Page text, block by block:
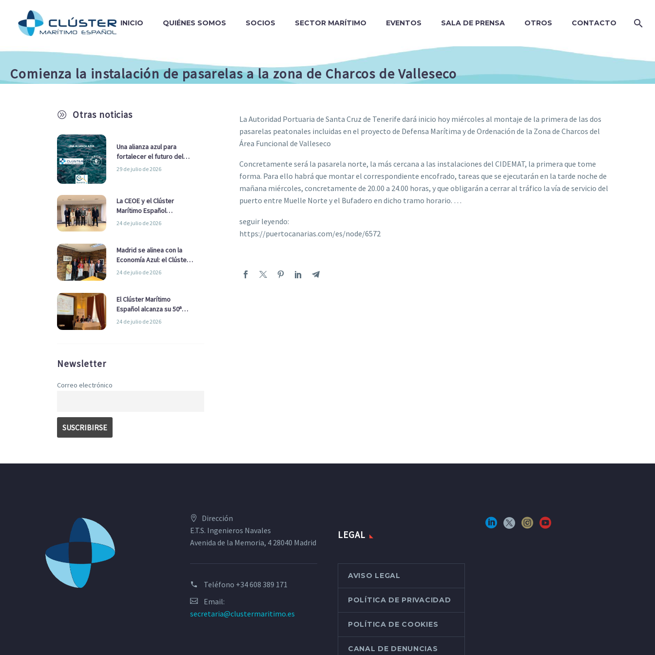
INICIO QUIÉNES SOMOS SOCIOS SECTOR MARÍTIMO EVENTOS SALA DE PRENSA OTROS CONTACTO
Comienza la instalación de pasarelas a la zona de Charcos de Valleseco
A Otras noticias
Una alianza azul para
fortalecer el futuro del
sector marítimo
29 de julio de 2026
La CEOE y el Clúster
Marítimo Español
refuerzan su alianza para
24 de julio de 2026
Madrid se alinea con la
Economía Azul: el Clúster
Marítimo Español y la Real
Ayuntamiento
24 de julio de 2026
El Clúster Marítimo
Español alcanza su 50ª
Asamblea reafirmando su
24 de julio de 2026
Newsletter
Correo electrónico
La Autoridad Portuaria de Santa Cruz de Tenerife dará inicio hoy miércoles al montaje de la primera de las dos
pasarelas peatonales incluidas en el proyecto de Defensa Marítima y de Ordenación de la Zona de Charcos del
Área Funcional de Valleseco
Concretamente será la pasarela norte, la más cercana a las instalaciones del CIDEMAT, la primera que tome
forma. Para ello habrá que montar el correspondiente encofrado, tareas que se ejecutarán en la tarde noche de
mañana miércoles, concretamente de 20.00 a 24.00 horas, y que obligarán a cerrar al tráfico la vía de servicio del
puerto entre Muelle Norte y el Bufadero en dicho tramo horario. …
seguir leyendo:
https://puertocanarias.com/es/node/6572
Dirección
E.T.S. Ingenieros Navales
Avenida de la Memoria, 4 28040 Madrid
Teléfono +34 608 389 171
Email:
secretaria@clustermaritimo.es
LEGAL
AVISO LEGAL
POLÍTICA DE PRIVACIDAD
POLÍTICA DE COOKIES
CANAL DE DENUNCIAS